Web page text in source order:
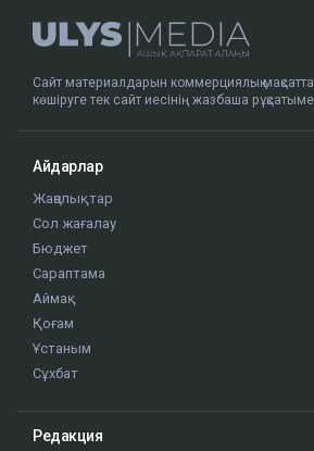
Сайт материалдарын коммерциялық мақсатта
Жаңалықтар
Сол жағалау
Бюджет
Сараптама
Аймақ
Қоғам
Ұстаным